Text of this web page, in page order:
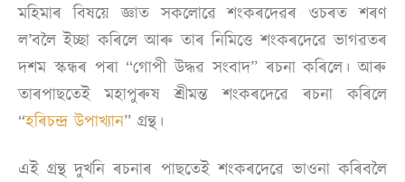
মহিমাৰ বিষয়ে জ্ঞাত সকলোৱে শংকৰদেৱৰ ওচৰত শৰণ
ল’বলৈ ইচ্ছা কৰিলে আৰু তাৰ নিমিত্তে শংকৰদেৱে ভাগৱতৰ
দশম স্কন্ধৰ পৰা “গোপী উদ্ধৱ সংবাদ” ৰচনা কৰিলে। আৰু
তাৰপাছতেই মহাপুৰুষ শ্ৰীমন্ত শংকৰদেৱে ৰচনা কৰিলে
“হৰিচন্দ্ৰ উপাখ্যান” গ্ৰন্থ।
এই গ্ৰন্থ দুখনি ৰচনাৰ পাছতেই শংকৰদেৱে ভাওনা কৰিবলৈ